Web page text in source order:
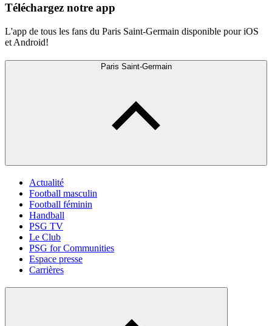
Téléchargez notre app
L'app de tous les fans du Paris Saint-Germain disponible pour iOS
et Android!
Paris Saint-Germain
Actualité
Football masculin
Football féminin
Handball
PSG TV
Le Club
PSG for Communities
Espace presse
Carrières